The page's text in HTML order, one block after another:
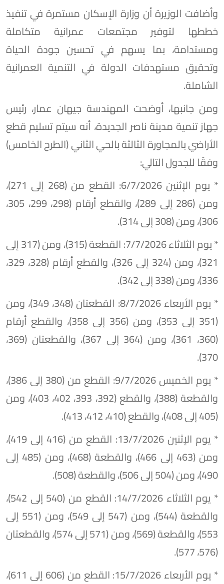
وأضافت الوزيرة أن وزارة الإسكان مستمرة في تنفيذ
خططها لتوفير مجتمعات عمرانية متكاملة
ومستدامة، بما يسهم في تحسين جودة الحياة
وتحقيق مستهدفات الدولة في التنمية العمرانية
الشاملة.
ومن جانبها، أوضحت المهندسة جيهان عمار، رئيس
جهاز تنمية مدينة ناصر الجديدة، أنه سيتم تسليم قطع
الأراضي بالمجاورة الثالثة بالحي الثاني (الطرح الخامس)
وفقًا للجدول التالي:
* يوم الإثنين 6/7/2026: القطع من (268 إلى 271)،
ومن (286 إلى 289)، والقطع أرقام (298، 299، 305،
306)، ومن (308 إلى 314).
* يوم الثلاثاء 7/7/2026: القطعة (315)، ومن (317 إلى
321)، ومن (324 إلى 326)، والقطع أرقام (328، 329،
336)، ومن (338 إلى 342).
* يوم الأربعاء 8/7/2026: القطعتان (348، 349)، ومن
(351 إلى 353)، ومن (356 إلى 358)، والقطع أرقام
(360، 361)، ومن (364 إلى 367)، والقطعتان (369،
370).
* يوم الخميس 9/7/2026: القطع من (380 إلى 386)،
والقطعة (388)، والقطع (392، 393، 402، 403)، ومن
(405 إلى 408)، والقطع (410، 412، 413).
* يوم الإثنين 13/7/2026: القطع من (416 إلى 419)،
ومن (463 إلى 466)، والقطعة (468)، ومن (485 إلى
490)، ومن (504 إلى 506)، والقطعة (508).
* يوم الثلاثاء 14/7/2026: القطع من (540 إلى 542)،
والقطعة (544)، ومن (547 إلى 549)، ومن (551 إلى
553)، والقطعة (569)، ومن (571 إلى 574)، والقطعتان
(576، 577).
* يوم الأربعاء 15/7/2026: القطع من (606 إلى 611)،